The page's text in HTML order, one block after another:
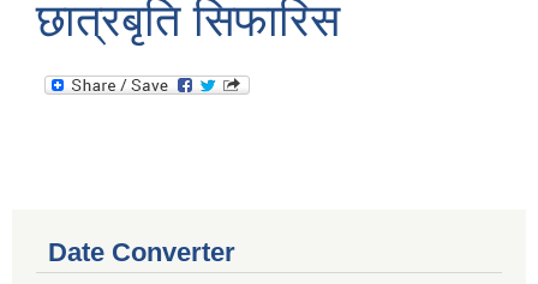
छात्रबृति सिफारिस
Date Converter